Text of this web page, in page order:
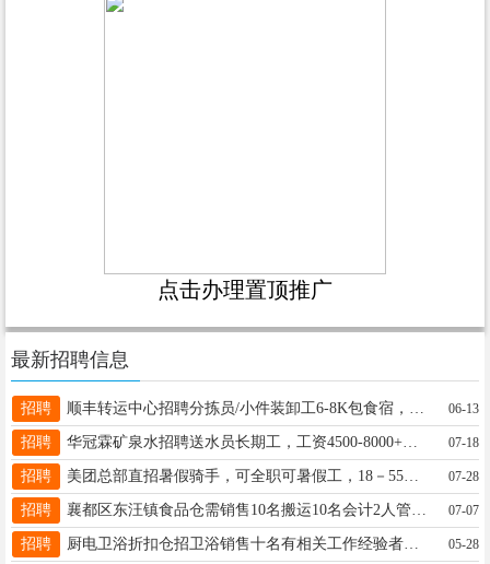
点击办理置顶推广
最新招聘信息
招聘 06-13
招聘 华冠霖矿泉水招聘送水员长期工，工资4500-8000+工资稳定，每月准时发放，联系电话13031908231 07-18
招聘 美团总部直招暑假骑手，可全职可暑假工，18－55周岁，日入200+，单价4－7，有老骑手带。 19943522074 07-28
招聘 07-07
招聘 厨电卫浴折扣仓招卫浴销售十名有相关工作经验者优先月工资4000元，工作地址任麻村15732995958 05-28